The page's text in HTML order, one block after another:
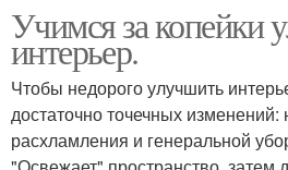
Учимся за копейки
интерьер.
Чтобы недорого улучшить
достаточно точечных изменений:
расхламления и генеральной